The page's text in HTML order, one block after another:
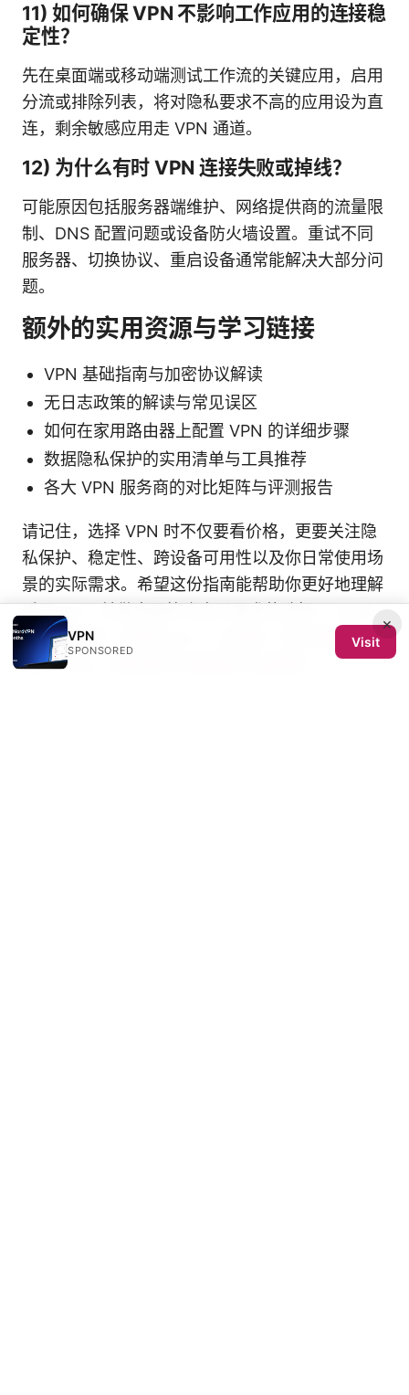
11) 如何确保 VPN 不影响工作应用的连接稳
定性？
先在桌面端或移动端测试工作流的关键应用，启用
分流或排除列表，将对隐私要求不高的应用设为直
连，剩余敏感应用走 VPN 通道。
12) 为什么有时 VPN 连接失败或掉线？
可能原因包括服务器端维护、网络提供商的流量限
制、DNS 配置问题或设备防火墙设置。重试不同
服务器、切换协议、重启设备通常能解决大部分问
题。
额外的实用资源与学习链接
VPN 基础指南与加密协议解读
无日志政策的解读与常见误区
如何在家用路由器上配置 VPN 的详细步骤
数据隐私保护的实用清单与工具推荐
各大 VPN 服务商的对比矩阵与评测报告
请记住，选择 VPN 时不仅要看价格，更要关注隐
私保护、稳定性、跨设备可用性以及你日常使用场
景的实际需求。希望这份指南能帮助你更好地理解
质子vpn，并做出最符合自己需求的选择。2025
年最新指南：如何在 pc ⭐ 上高效、安全地翻墙、
使用 VPN、隐私保护与速度优化全解析
×
VPN
SPONSORED
Visit